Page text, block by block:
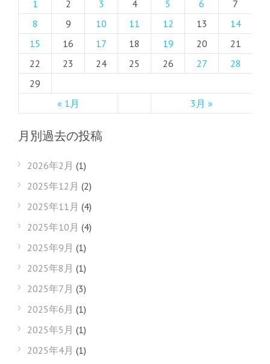
« 1月 3月 »
1 2 3 4 5 6
7
8
9 10 11 12 13
14
15
16 17 18 19 20
21
22
23 24 25 26 27
28
29
月別過去の投稿
2026年2月 (1)
2025年12月 (2)
2025年11月 (4)
2025年10月 (4)
2025年9月 (1)
2025年8月 (1)
2025年7月 (3)
2025年6月 (1)
2025年5月 (1)
2025年4月 (1)